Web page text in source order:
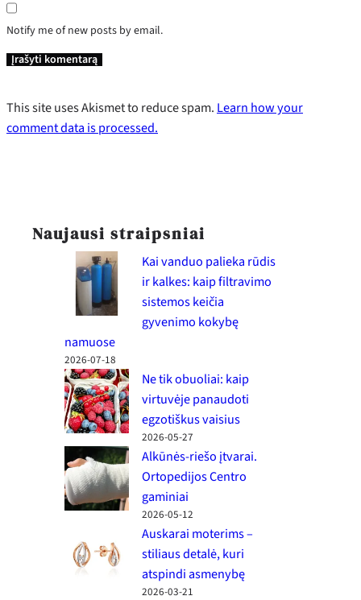
Notify me of new posts by email.
This site uses Akismet to reduce spam. Learn how your
comment data is processed.
Naujausi straipsniai
Kai vanduo palieka rūdis
ir kalkes: kaip filtravimo
sistemos keičia
gyvenimo kokybę
namuose
2026-07-18
Ne tik obuoliai: kaip
virtuvėje panaudoti
egzotiškus vaisius
2026-05-27
Alkūnės-riešo įtvarai.
Ortopedijos Centro
gaminiai
2026-05-12
Auskarai moterims –
stiliaus detalė, kuri
atspindi asmenybę
2026-03-21